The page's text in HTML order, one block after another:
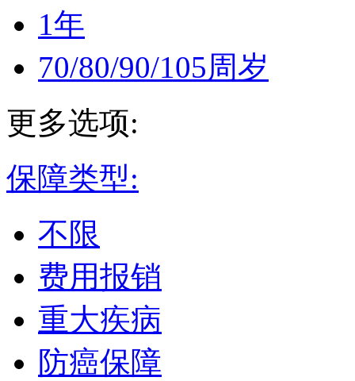
1年
70/80/90/105周岁
更多选项:
保障类型:
不限
费用报销
重大疾病
防癌保障